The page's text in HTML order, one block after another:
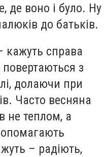
де воно і було. Ну
до батьків.
кажуть справа
з
долаючи при
Часто весняна
не теплом, а
– радіють,